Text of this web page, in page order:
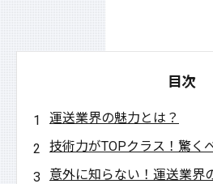
目次
運送業界の魅力とは？
技術力がTOPクラス！驚く
意外に知らない！運送業界